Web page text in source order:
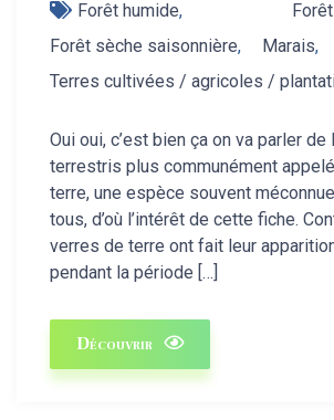
Forêt humide,
Forêt sèche saisonnière, Marais,
Terres cultivées / agricoles /
Oui oui, c’est bien ça on va parler de
terrestris plus communément
terre, une espèce souvent
tous, d’où l’intérêt de cette fiche.
verres de terre ont fait leur
pendant la période […]
Découvrir